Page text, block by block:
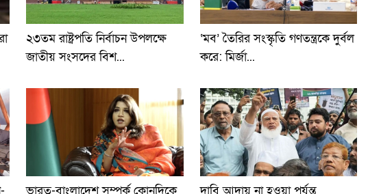
২৩তম রাষ্ট্রপতি নির্বাচন উপলক্ষে
জাতীয় সংসদের বিশ...
‘মব’ তৈরির সংস্কৃতি গণতন্ত্রকে দুর্বল
করে: মির্জা...